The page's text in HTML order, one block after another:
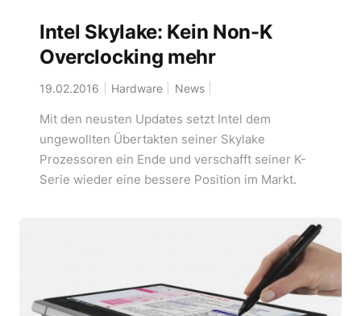
Intel Skylake: Kein Non-K
Overclocking mehr
19.02.2016 Hardware News
Mit den neusten Updates setzt Intel dem
ungewollten Übertakten seiner Skylake
Prozessoren ein Ende und verschafft seiner K-
Serie wieder eine bessere Position im Markt.